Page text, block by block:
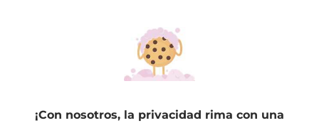
Desmaquillante de ojos
Desmaquillante Suave
de Ojos
¡Con nosotros, la privacidad rima con una